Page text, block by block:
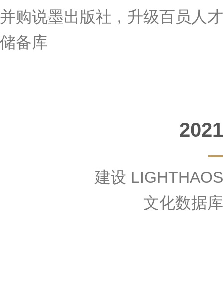
并购说墨出版社，升级百员人才
储备库
2021
建设 LIGHTHAOS
文化数据库